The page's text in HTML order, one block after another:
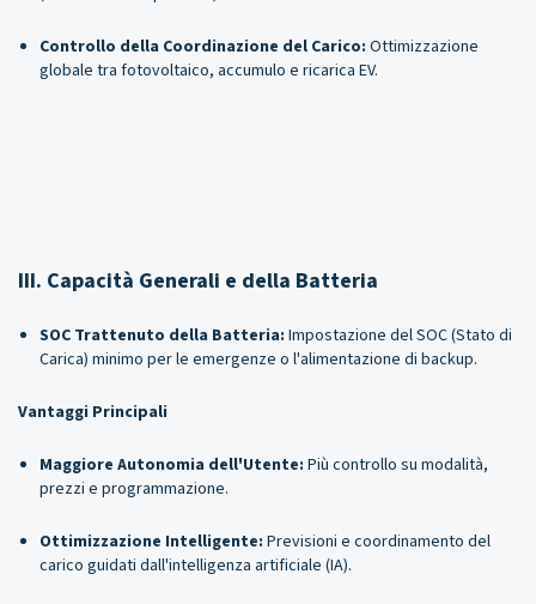
Controllo della Coordinazione del Carico: Ottimizzazione
globale tra fotovoltaico, accumulo e ricarica EV.
III. Capacità Generali e della Batteria
SOC Trattenuto della Batteria: Impostazione del SOC (Stato di
Carica) minimo per le emergenze o l'alimentazione di backup.
Vantaggi Principali
Maggiore Autonomia dell'Utente: Più controllo su modalità,
prezzi e programmazione.
Ottimizzazione Intelligente: Previsioni e coordinamento del
carico guidati dall'intelligenza artificiale (IA).